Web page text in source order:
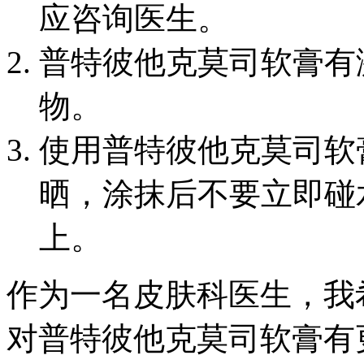
应咨询医生。
普特彼他克莫司软膏
物。
使用普特彼他克莫司
晒，涂抹后不要立即
上。
作为一名皮肤科医生，
对普特彼他克莫司软膏